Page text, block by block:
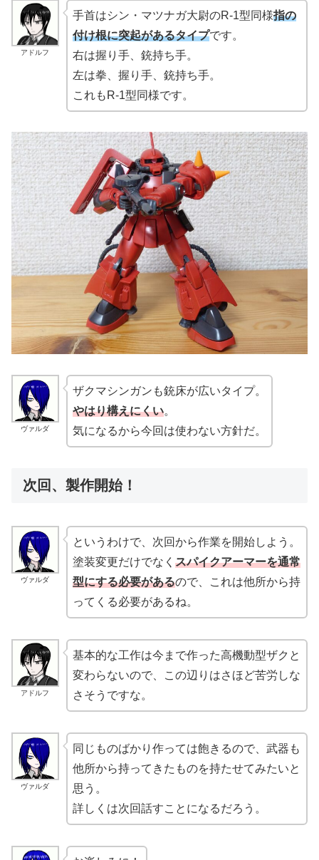
アドルフ
手首はシン・マツナガ大尉のR-1型同様指の
付け根に突起があるタイプです。
右は握り手、銃持ち手。
左は拳、握り手、銃持ち手。
これもR-1型同様です。
ヴァルダ
ザクマシンガンも銃床が広いタイプ。
やはり構えにくい。
気になるから今回は使わない方針だ。
次回、製作開始！
ヴァルダ
というわけで、次回から作業を開始しよう。
塗装変更だけでなく スパイクアーマーを通常
型にする必要があるので、これは他所から持
ってくる必要があるね。
アドルフ
基本的な工作は今まで作った高機動型ザクと
変わらないので、この辺りはさほど苦労しな
さそうですな。
ヴァルダ
同じものばかり作っては飽きるので、武器も
他所から持ってきたものを持たせてみたいと
思う。
詳しくは次回話すことになるだろう。